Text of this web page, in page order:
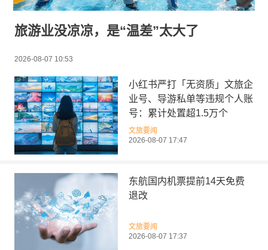
旅游业没凉凉，是“温差”太大了
2026-08-07 10:53
小红书严打「无资质」文旅企
业号、导游私单等违规个人账
号：累计处置超1.5万个
文旅要闻
2026-08-07 17:47
东航国内机票提前14天免费
退改
文旅要闻
2026-08-07 17:37